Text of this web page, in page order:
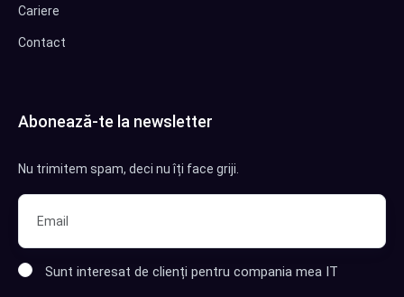
Cariere
Contact
Abonează-te la newsletter
Nu trimitem spam, deci nu îți face griji.
Sunt interesat de clienți pentru compania mea IT